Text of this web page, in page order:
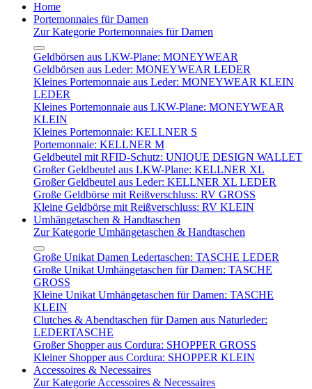
Home
Portemonnaies für Damen
Zur Kategorie Portemonnaies für Damen
Geldbörsen aus LKW-Plane: MONEYWEAR
Geldbörsen aus Leder: MONEYWEAR LEDER
Kleines Portemonnaie aus Leder: MONEYWEAR KLEIN
LEDER
Kleines Portemonnaie aus LKW-Plane: MONEYWEAR
KLEIN
Kleines Portemonnaie: KELLNER S
Portemonnaie: KELLNER M
Geldbeutel mit RFID-Schutz: UNIQUE DESIGN WALLET
Großer Geldbeutel aus LKW-Plane: KELLNER XL
Großer Geldbeutel aus Leder: KELLNER XL LEDER
Große Geldbörse mit Reißverschluss: RV GROSS
Kleine Geldbörse mit Reißverschluss: RV KLEIN
Umhängetaschen & Handtaschen
Zur Kategorie Umhängetaschen & Handtaschen
Große Unikat Damen Ledertaschen: TASCHE LEDER
Große Unikat Umhängetaschen für Damen: TASCHE
GROSS
Kleine Unikat Umhängetaschen für Damen: TASCHE
KLEIN
Clutches & Abendtaschen für Damen aus Naturleder:
LEDERTASCHE
Großer Shopper aus Cordura: SHOPPER GROSS
Kleiner Shopper aus Cordura: SHOPPER KLEIN
Accessoires & Necessaires
Zur Kategorie Accessoires & Necessaires